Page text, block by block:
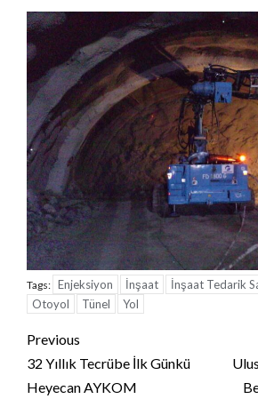
Tags: Enjeksiyon İnşaat İnşaat Tedarik
Otoyol
Tünel Yol
Continue
Reading
Previous
32 Yıllık Tecrübe İlk Günkü
Heyecan AYKOM